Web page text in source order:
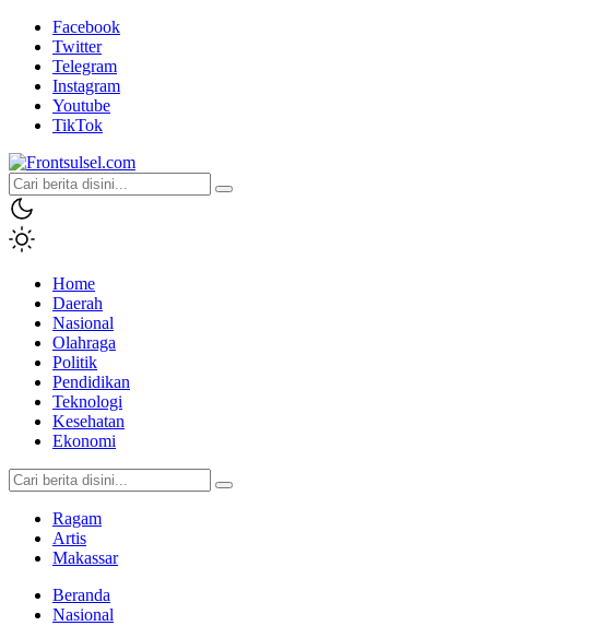
Facebook
Twitter
Telegram
Instagram
Youtube
TikTok
Frontsulsel.com
Terdepan Mengabarkan dari Sulawesi Selatan
Home
Daerah
Nasional
Olahraga
Politik
Pendidikan
Teknologi
Kesehatan
Ekonomi
Ragam
Artis
Makassar
Beranda
Nasional